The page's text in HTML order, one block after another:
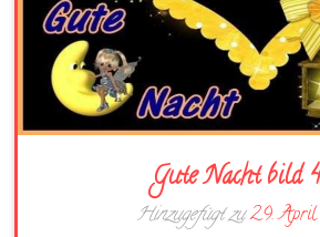
Gute Nacht bild
Hinzugefügt zu29.